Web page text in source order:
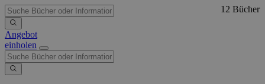
Angebot
einholen
12 Bücher